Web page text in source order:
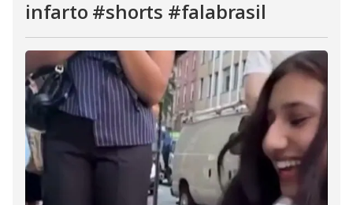
infarto #shorts #falabrasil